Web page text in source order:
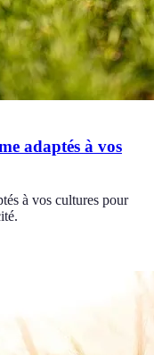
adaptés à vos
à vos cultures pour